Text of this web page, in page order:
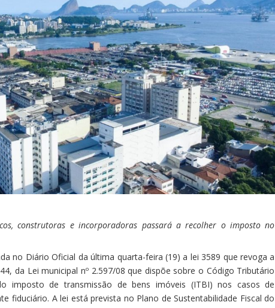
construtoras e incorporadoras passará a recolher o imposto no
no Diário Oficial da última quarta-feira (19) a lei 3589 que revoga a
da Lei municipal nº 2.597/08 que dispõe sobre o Código Tributário
imposto de transmissão de bens imóveis (ITBI) nos casos de
fiduciário. A lei está prevista no Plano de Sustentabilidade Fiscal do